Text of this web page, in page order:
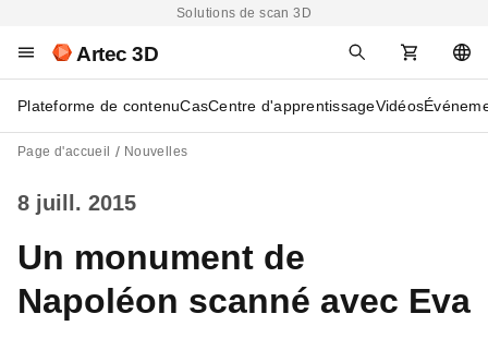
Solutions de scan 3D
Artec 3D
Plateforme de contenuCasCentre d'apprentissageVidéos
Page d'accueil Nouvelles
8 juill. 2015
Un monument de
Napoléon scanné avec Eva